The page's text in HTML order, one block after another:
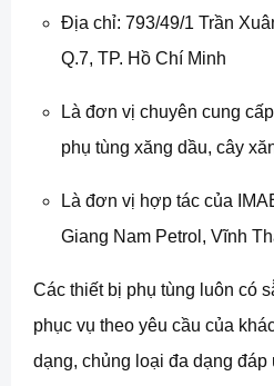
Địa chỉ: 793/49/1 Trần
Q.7, TP. Hồ Chí Minh
Là đơn vị chuyên cung
phụ tùng xăng dầu, cây
Là đơn vị hợp tác của
Giang Nam Petrol, Vĩnh
Các thiết bị phụ tùng luôn có
phục vụ theo yêu cầu của
dạng, chủng loại đa dạng